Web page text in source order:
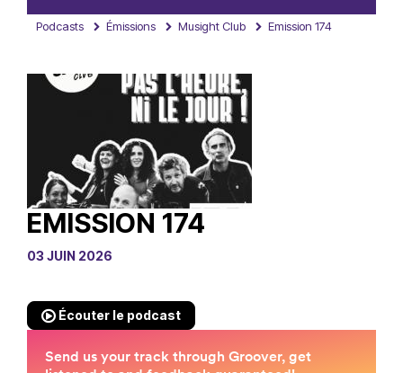
Podcasts Émissions Musight Club Emission 174
EMISSION 174
03 JUIN 2026
Écouter le podcast